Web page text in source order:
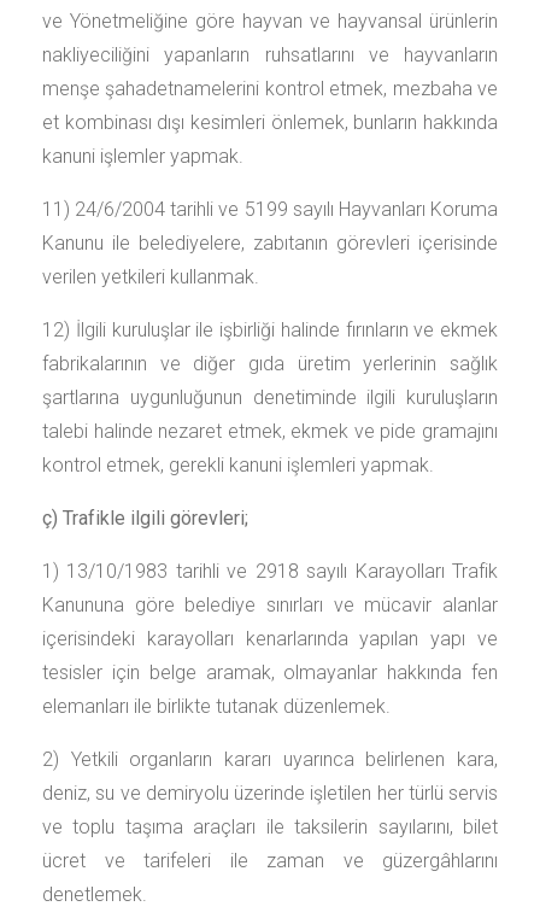
ve Yönetmeliğine göre hayvan ve hayvansal ürünlerin
nakliyeciliğini yapanların ruhsatlarını ve hayvanların
menşe şahadetnamelerini kontrol etmek, mezbaha ve
et kombinası dışı kesimleri önlemek, bunların hakkında
kanuni işlemler yapmak.
11) 24/6/2004 tarihli ve 5199 sayılı Hayvanları Koruma
Kanunu ile belediyelere, zabıtanın görevleri içerisinde
verilen yetkileri kullanmak.
12) İlgili kuruluşlar ile işbirliği halinde fırınların ve ekmek
fabrikalarının ve diğer gıda üretim yerlerinin sağlık
şartlarına uygunluğunun denetiminde ilgili kuruluşların
talebi halinde nezaret etmek, ekmek ve pide gramajını
kontrol etmek, gerekli kanuni işlemleri yapmak.
ç) Trafikle ilgili görevleri;
1) 13/10/1983 tarihli ve 2918 sayılı Karayolları Trafik
Kanununa göre belediye sınırları ve mücavir alanlar
içerisindeki karayolları kenarlarında yapılan yapı ve
tesisler için belge aramak, olmayanlar hakkında fen
elemanları ile birlikte tutanak düzenlemek.
2) Yetkili organların kararı uyarınca belirlenen kara,
deniz, su ve demiryolu üzerinde işletilen her türlü servis
ve toplu taşıma araçları ile taksilerin sayılarını, bilet
ücret ve tarifeleri ile zaman ve güzergâhlarını
denetlemek.